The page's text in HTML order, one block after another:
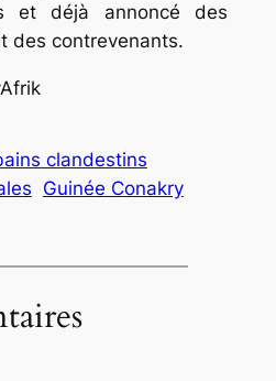
et déjà annoncé des
des contrevenants.
clandestins
Guinée Conakry